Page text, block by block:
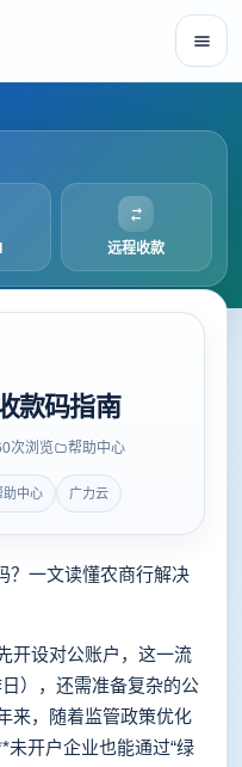
远程收款
款码指南
次浏览 帮助中心
助中心 广力云
一文读懂农商行解决
设对公账户，这一流
），还需准备复杂的公
来，随着监管政策优化
开户企业也能通过“绿